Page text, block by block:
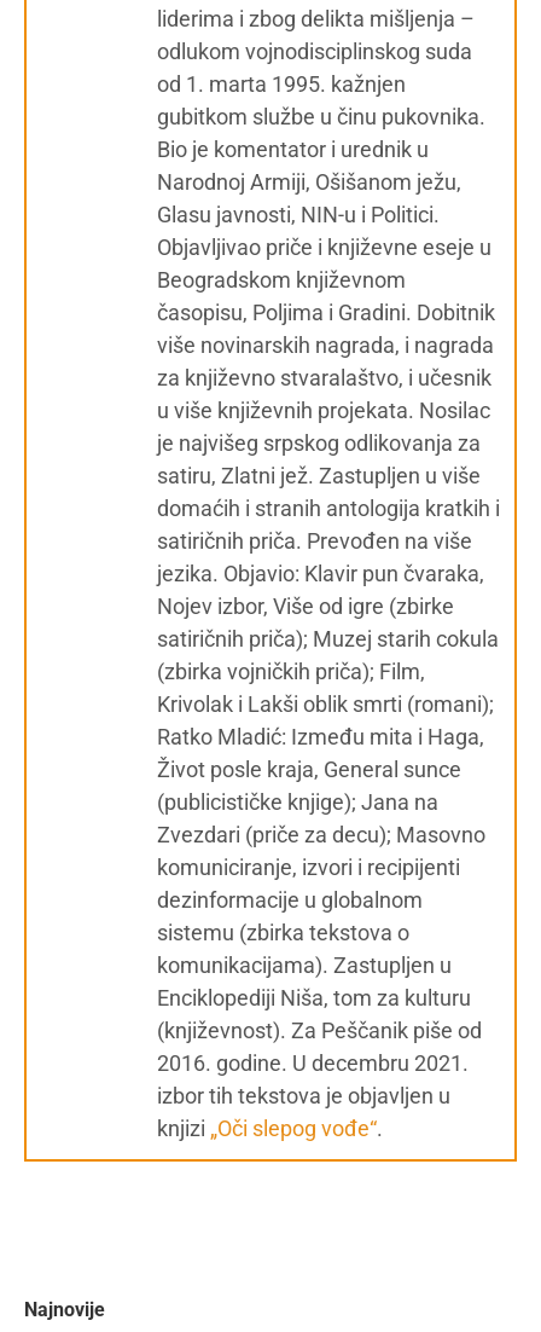
liderima i zbog delikta mišljenja –
odlukom vojnodisciplinskog suda
od 1. marta 1995. kažnjen
gubitkom službe u činu pukovnika.
Bio je komentator i urednik u
Narodnoj Armiji, Ošišanom ježu,
Glasu javnosti, NIN-u i Politici.
Objavljivao priče i književne eseje u
Beogradskom književnom
časopisu, Poljima i Gradini. Dobitnik
više novinarskih nagrada, i nagrada
za književno stvaralaštvo, i učesnik
u više književnih projekata. Nosilac
je najvišeg srpskog odlikovanja za
satiru, Zlatni jež. Zastupljen u više
domaćih i stranih antologija kratkih i
satiričnih priča. Prevođen na više
jezika. Objavio: Klavir pun čvaraka,
Nojev izbor, Više od igre (zbirke
satiričnih priča); Muzej starih cokula
(zbirka vojničkih priča); Film,
Krivolak i Lakši oblik smrti (romani);
Ratko Mladić: Između mita i Haga,
Život posle kraja, General sunce
(publicističke knjige); Jana na
Zvezdari (priče za decu); Masovno
komuniciranje, izvori i recipijenti
dezinformacije u globalnom
sistemu (zbirka tekstova o
komunikacijama). Zastupljen u
Enciklopediji Niša, tom za kulturu
(književnost). Za Peščanik piše od
2016. godine. U decembru 2021.
izbor tih tekstova je objavljen u
knjizi „Oči slepog vođe“.
Najnovije